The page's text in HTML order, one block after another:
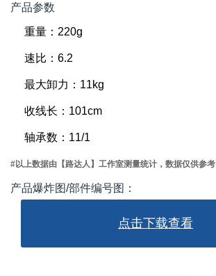
产品参数
重量：220g
速比：6.2
最大卸力：11kg
收线长：101cm
轴承数：11/1
#以上数据由【路达人】工作室测量统计，数据仅供参考
产品爆炸图/部件编号图：
点击下载查看